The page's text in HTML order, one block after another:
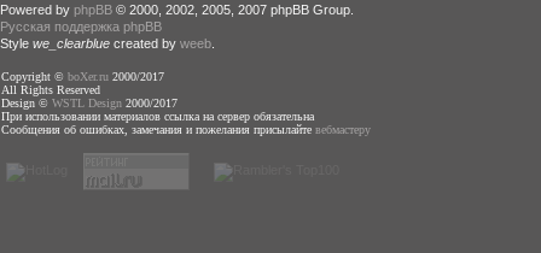
Powered by phpBB © 2000, 2002, 2005, 2007 phpBB Group.
Русская поддержка phpBB
Style we_clearblue created by weeb
Copyright © boXer.ru 2000/2017
All Rights Reserved
Design © WSTL Design 2000/2017
При использовании материалов ссылка на сервер обязательна
Сообщения об ошибках, замечания и пожелания присылайте вебмастеру